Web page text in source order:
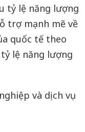
tỷ lệ năng lượng
trợ mạnh mẽ về
quốc tế theo
tỷ lệ năng lượng
và dịch vụ